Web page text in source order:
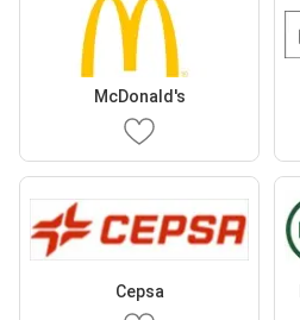
McDonald's
Cepsa